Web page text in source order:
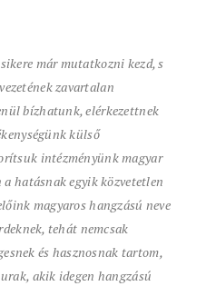
már mutatkozni kezd, s
zavartalan
bízhatunk, elérkezettnek
külső
intézményünk magyar
hatásnak egyik közvetetlen
magyaros hangzású neve
tehát nemcsak
és hasznosnak tartom,
akik idegen hangzású